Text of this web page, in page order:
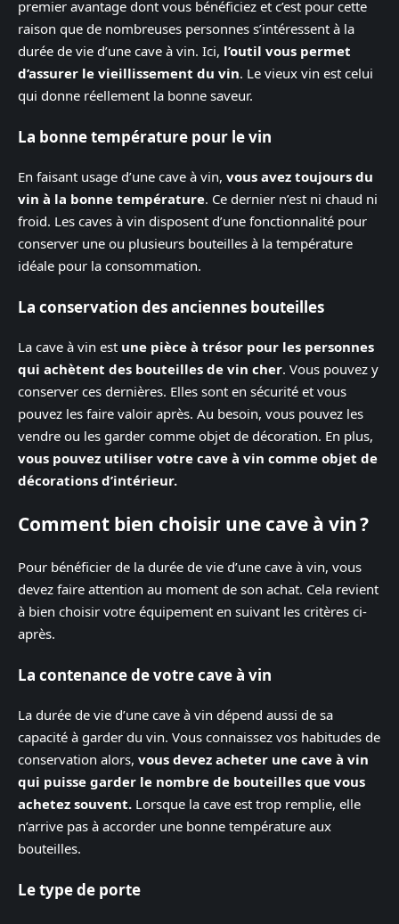
premier avantage dont vous bénéficiez et c’est pour cette
raison que de nombreuses personnes s’intéressent à la
durée de vie d’une cave à vin. Ici, l’outil vous permet
d’assurer le vieillissement du vin. Le vieux vin est celui
qui donne réellement la bonne saveur.
La bonne température pour le vin
En faisant usage d’une cave à vin, vous avez toujours du
vin à la bonne température. Ce dernier n’est ni chaud ni
froid. Les caves à vin disposent d’une fonctionnalité pour
conserver une ou plusieurs bouteilles à la température
idéale pour la consommation.
La conservation des anciennes bouteilles
La cave à vin est une pièce à trésor pour les personnes
qui achètent des bouteilles de vin cher. Vous pouvez y
conserver ces dernières. Elles sont en sécurité et vous
pouvez les faire valoir après. Au besoin, vous pouvez les
vendre ou les garder comme objet de décoration. En plus,
vous pouvez utiliser votre cave à vin comme objet de
décorations d’intérieur.
Comment bien choisir une cave à vin ?
Pour bénéficier de la durée de vie d’une cave à vin, vous
devez faire attention au moment de son achat. Cela revient
à bien choisir votre équipement en suivant les critères ci-
après.
La contenance de votre cave à vin
La durée de vie d’une cave à vin dépend aussi de sa
capacité à garder du vin. Vous connaissez vos habitudes de
conservation alors, vous devez acheter une cave à vin
qui puisse garder le nombre de bouteilles que vous
achetez souvent. Lorsque la cave est trop remplie, elle
n’arrive pas à accorder une bonne température aux
bouteilles.
Le type de porte